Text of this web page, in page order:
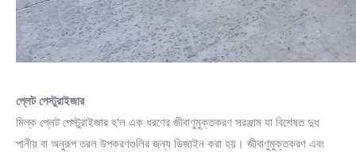
প্লেট পেস্টুরাইজার
মিল্ক প্লেট পেস্টুরাইজার হ'ল এক ধরণের জীবাণুমুক্তকরণ সরঞ্জাম যা বিশেষত দুধ
পানীয় বা অনুরূপ তরল উপকরণগুলির জন্য ডিজাইন করা হয়। জীবাণুমুক্তকরণ এবং